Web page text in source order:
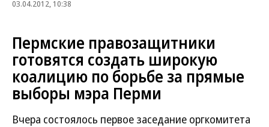
03.04.2012, 10:38
Пермские правозащитники
готовятся создать широкую
коалицию по борьбе за прямые
выборы мэра Перми
Вчера состоялось первое заседание оргкомитета